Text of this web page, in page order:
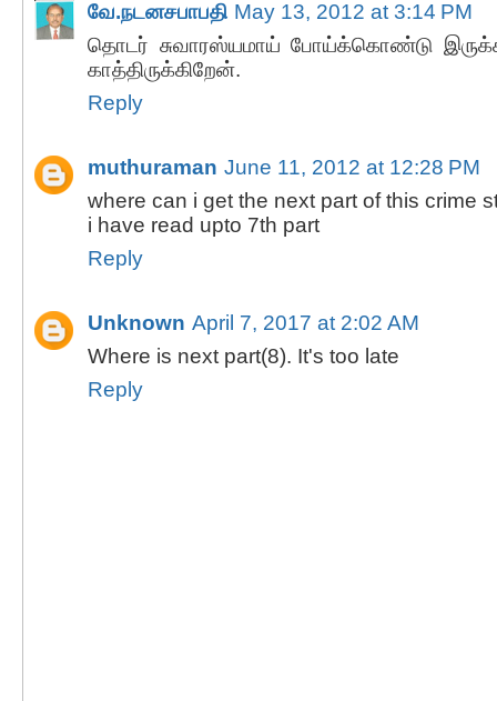
வே.நடனசபாபதி May 13, 2012 at 3:14 PM
தொடர் சுவாரஸ்யமாய் போய்க்கொண்டு
காத்திருக்கிறேன்.
Reply
muthuraman June 11, 2012 at 12:28 PM
where can i get the next part of this crime
i have read upto 7th part
Reply
Unknown April 7, 2017 at 2:02 AM
Where is next part(8). It's too late
Reply